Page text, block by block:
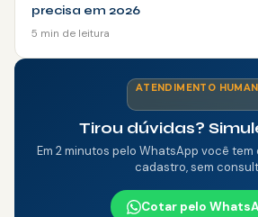
precisa em 2026
5 min de leitura
ATENDIMENTO
Tirou dúvidas?
Em 2 minutos pelo WhatsApp você
cadastro, sem
Cotar pelo